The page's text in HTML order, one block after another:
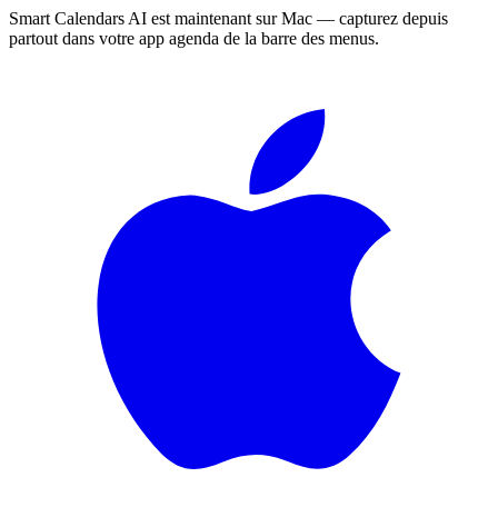
Smart Calendars AI est maintenant sur Mac — capturez depuis
partout dans votre app agenda de la barre des menus.